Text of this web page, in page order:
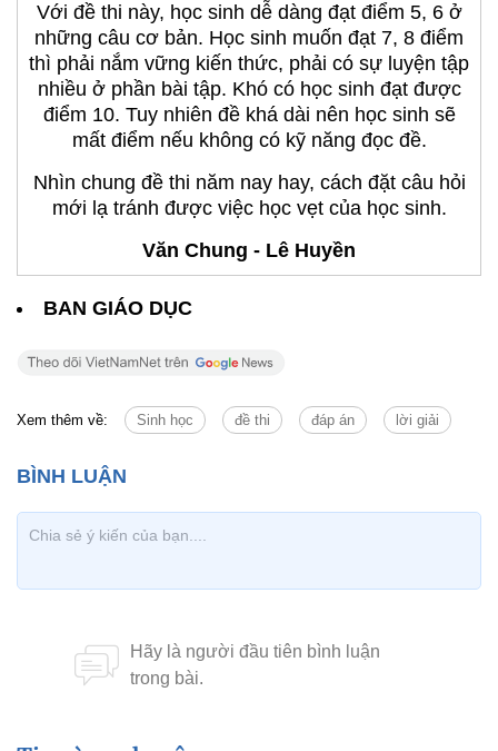
Với đề thi này, học sinh dễ dàng đạt điểm 5, 6 ở
những câu cơ bản. Học sinh muốn đạt 7, 8 điểm
thì phải nắm vững kiến thức, phải có sự luyện tập
nhiều ở phần bài tập. Khó có học sinh đạt được
điểm 10. Tuy nhiên đề khá dài nên học sinh sẽ
mất điểm nếu không có kỹ năng đọc đề.
Nhìn chung đề thi năm nay hay, cách đặt câu hỏi
mới lạ tránh được việc học vẹt của học sinh.
Văn Chung - Lê Huyền
BAN GIÁO DỤC
Xem thêm về: Sinh học đề thi đáp án lời giải